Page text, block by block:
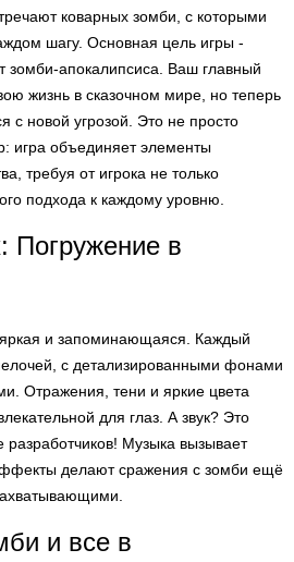
коварных зомби, с которыми
шагу. Основная цель игры -
зомби-апокалипсиса. Ваш главный
жизнь в сказочном мире, но теперь
с новой угрозой. Это не просто
игра объединяет элементы
требуя от игрока не только
подхода к каждому уровню.
Погружение в
и запоминающаяся. Каждый
с детализированными фонами
Отражения, тени и яркие цвета
для глаз. А звук? Это
Музыка вызывает
делают сражения с зомби ещё
и все в